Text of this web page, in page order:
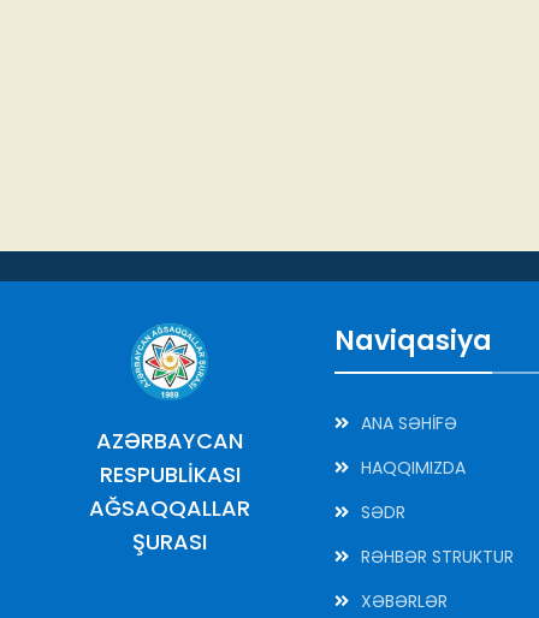
AZƏRBAYCAN
RESPUBLİKASI
AĞSAQQALLAR
ŞURASI
Naviqasiya
ANA SƏHİFƏ
HAQQIMIZDA
SƏDR
RƏHBƏR STRUKTUR
XƏBƏRLƏR